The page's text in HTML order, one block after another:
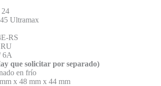
24
Ultramax
RS
6A
que solicitar por separado)
en frío
x 48 mm x 44 mm